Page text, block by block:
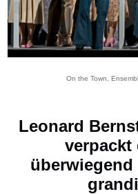
On the Town,
Leonard
verpackt